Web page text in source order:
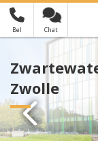
Bel Chat
Je hebt nog
Zwolle